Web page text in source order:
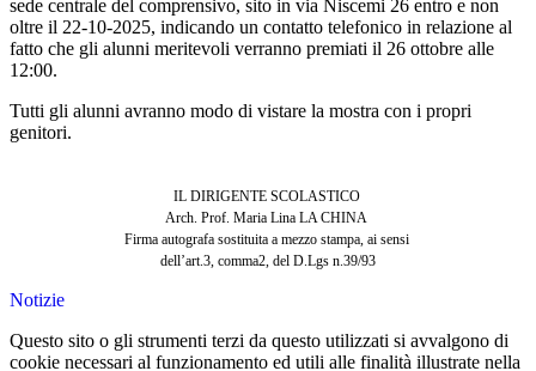
sede centrale del comprensivo, sito in via Niscemi 26 entro e non
oltre il 22-10-2025, indicando un contatto telefonico in relazione al
fatto che gli alunni meritevoli verranno premiati il 26 ottobre alle
12:00.
Tutti gli alunni avranno modo di vistare la mostra con i propri
genitori.
IL DIRIGENTE SCOLASTICO
Arch. Prof. Maria Lina LA CHINA
Firma autografa sostituita a mezzo stampa, ai sensi
dell’art.3, comma2, del D.Lgs n.39/93
Notizie
Questo sito o gli strumenti terzi da questo utilizzati si avvalgono di
cookie necessari al funzionamento ed utili alle finalità illustrate nella